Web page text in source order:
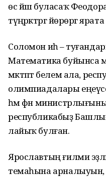
өс йәш буласаҡ
түңәрәктәргә йөрөргә ярата
Соломон иһә –
Математика буйынса
мәктәптә белем ала,
олимпиадалары
һәм фән
республикабыҙ
лайыҡ булған.
Ярославтың ғилми
темаһына арналыуын,